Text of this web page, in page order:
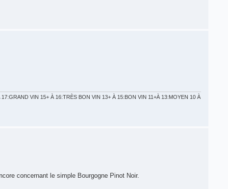
VIN 15+ À 16:TRÈS BON VIN 13+ À 15:BON VIN 11+À 13:MOYEN 10 À
concernant le simple Bourgogne Pinot Noir.